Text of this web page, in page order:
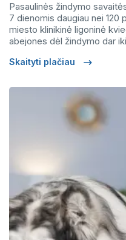
Pasaulinės žindymo
7 dienomis daugiau nei 120
miesto klinikinė ligoninė
abejones dėl žindymo dar
Skaityti plačiau